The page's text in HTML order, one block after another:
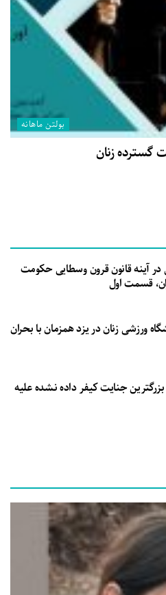
بولتن ماهانه
در آینه قانون قرون وسطایی حکومت
قسمت اول
ورزشی زنان در یزد همزمان با بحران
۱۳۶۷؛ بزرگترین جنایت کیفر داده نشده علیه